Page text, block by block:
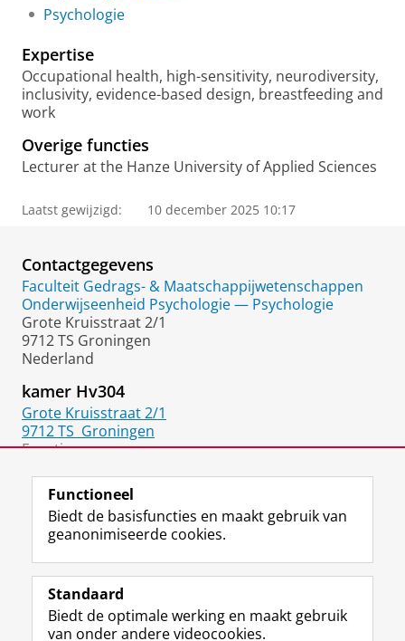
o
t
a
l
Psychologie
Expertise
Occupational health, high-sensitivity, neurodiversity,
inclusivity, evidence-based design, breastfeeding and
work
Overige functies
Lecturer at the Hanze University of Applied Sciences
Laatst gewijzigd: 10 december 2025 10:17
Contactgegevens
Faculteit Gedrags- & Maatschappijwetenschappen
Onderwijseenheid Psychologie — Psychologie
Grote Kruisstraat 2/1
9712 TS Groningen
Nederland
kamer Hv304
Grote Kruisstraat 2/1
9712 TS Groningen
Functie:
Volg de RUG
F
a
e
L
i
k
R
S
-
I
n
t
Y
o
T
Studiekiezers
Functioneel
Biedt de basisfuncties en maakt gebruik van
geanonimiseerde cookies.
Standaard
Biedt de optimale werking en maakt gebruik
van onder andere videocookies.